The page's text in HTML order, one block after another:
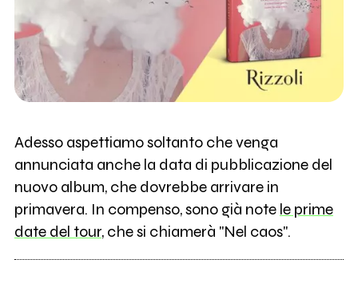
Adesso aspettiamo soltanto che venga
annunciata anche la data di pubblicazione del
nuovo album, che dovrebbe arrivare in
primavera. In compenso, sono già note le prime
date del tour, che si chiamerà "Nel caos".